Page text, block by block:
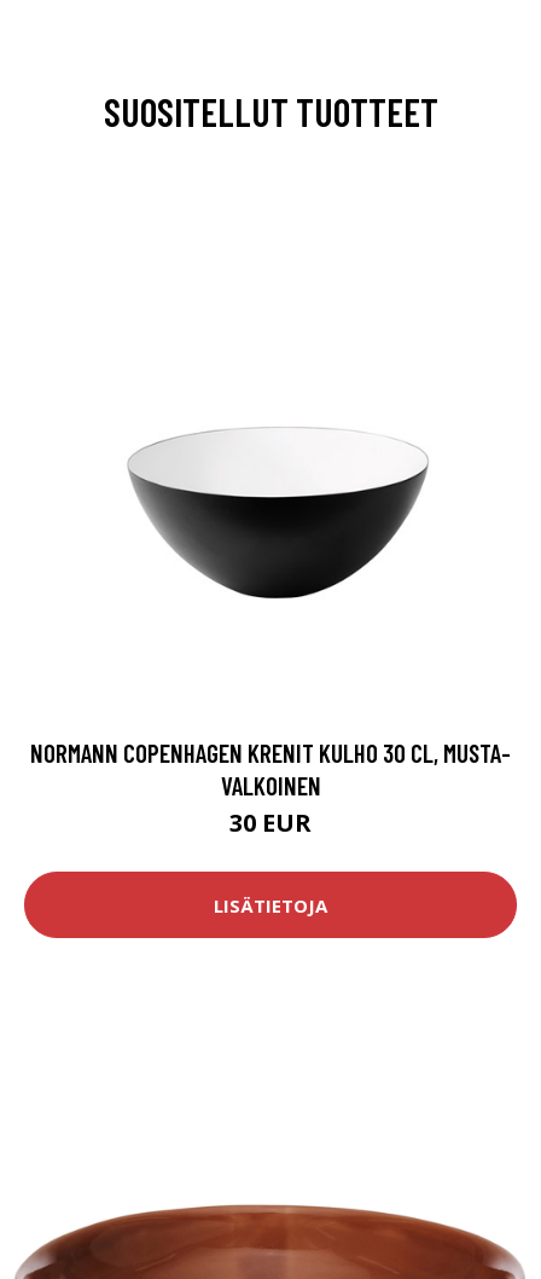
SUOSITELLUT TUOTTEET
NORMANN COPENHAGEN KRENIT KULHO 30 CL, MUSTA-
VALKOINEN
30 EUR
LISÄTIETOJA